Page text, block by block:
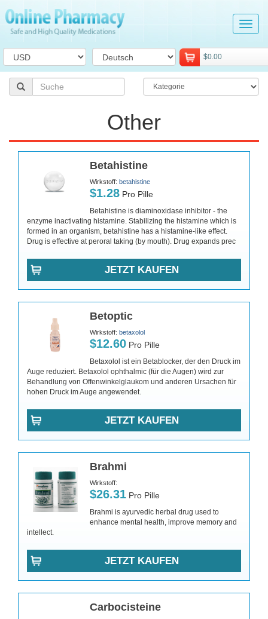
$0.00
Other
Betahistine
Wirkstoff: betahistine
$1.28 Pro Pille
Betahistine is diaminoxidase inhibitor - the
enzyme inactivating histamine. Stabilizing the histamine which is
formed in an organism, betahistine has a histamine-like effect.
Drug is effective at peroral taking (by mouth). Drug expands prec
JETZT KAUFEN
Betoptic
Wirkstoff: betaxolol
$12.60 Pro Pille
Betaxolol ist ein Betablocker, der den Druck im
Auge reduziert. Betaxolol ophthalmic (für die Augen) wird zur
Behandlung von Offenwinkelglaukom und anderen Ursachen für
hohen Druck im Auge angewendet.
JETZT KAUFEN
Brahmi
Wirkstoff:
$26.31 Pro Pille
Brahmi is ayurvedic herbal drug used to
enhance mental health, improve memory and
intellect.
JETZT KAUFEN
Carbocisteine